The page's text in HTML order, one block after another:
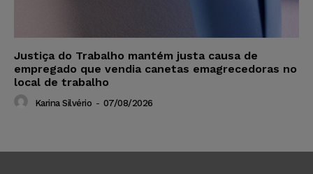
Justiça do Trabalho mantém justa causa de
empregado que vendia canetas emagrecedoras no
local de trabalho
Karina Silvério - 07/08/2026